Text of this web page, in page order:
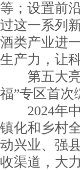
等；设置前
过这一系列
酒类产业进
生产力，让
第五大亮
福”专区首次
2024年中
镇化和乡村
动兴业、强
收渠道，大